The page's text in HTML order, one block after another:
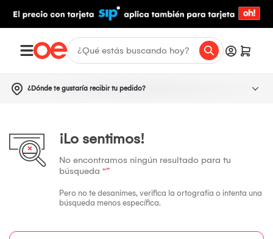
¿Dónde te gustaría recibir tu pedido?
¡Lo sentimos!
No encontramos ningún resultado para tu
búsqueda “”
Pero no te desanimes, verifica la ortografía o intenta una
búsqueda menos específica.